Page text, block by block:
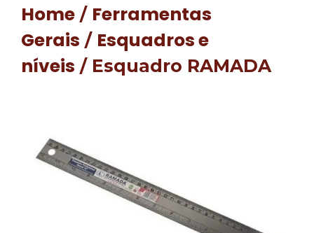
Home / Ferramentas
Gerais / Esquadros e
níveis / Esquadro RAMADA